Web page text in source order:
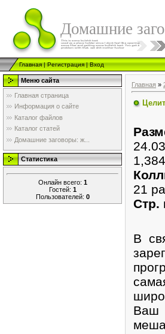
Домашние
Главная|Регистрация|Вход
Меню сайта
Главная страница
Информация о сайте
Каталог файлов
Каталог статей
Домашние заговоры: ж...
Статистика
Онлайн всего: 1
Гостей: 1
Пользователей: 0
Главная »
21
Стр.
В
Ваш